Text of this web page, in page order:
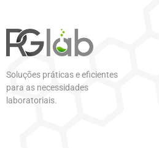
Soluções práticas e eficientes
para as necessidades
laboratoriais.